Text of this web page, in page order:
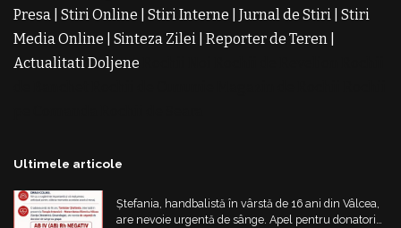
Presa Stiri Online Stiri Interne Jurnal de Stiri Stiri
Media Online
Sinteza Zilei Reporter de Teren
Actualitati Doljene
Ultimele articole
Ștefania, handbalistă în vârstă de 16 ani din Vâlcea,
are nevoie urgentă de sânge. Apel pentru donatori